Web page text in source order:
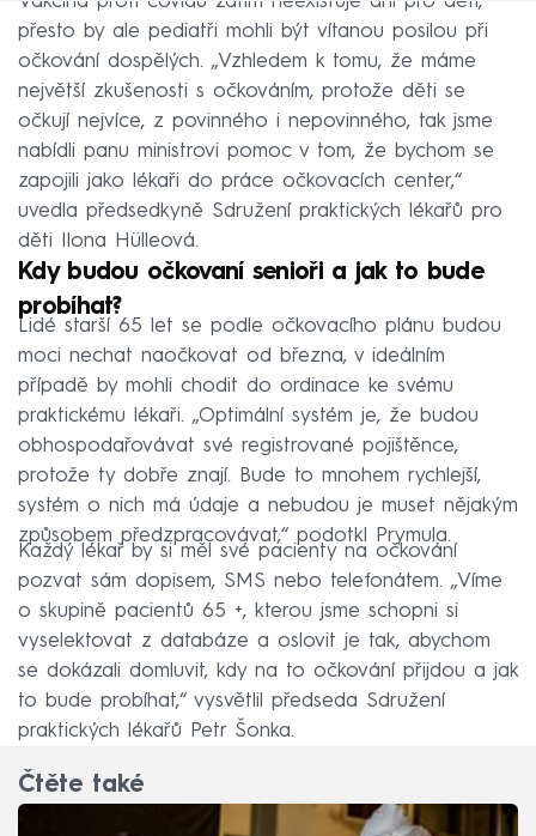
přesto by ale pediatři mohli být vítanou posilou při
očkování dospělých. „Vzhledem k tomu, že máme
největší zkušenosti s očkováním, protože děti se
očkují nejvíce, z povinného i nepovinného, tak jsme
nabídli panu ministrovi pomoc v tom, že bychom se
zapojili jako lékaři do práce očkovacích center,“
uvedla předsedkyně Sdružení praktických lékařů pro
děti Ilona Hülleová.
Kdy budou očkovaní senioři a jak to bude
probíhat?
Lidé starší 65 let se podle očkovacího plánu budou
moci nechat naočkovat od března, v ideálním
případě by mohli chodit do ordinace ke svému
praktickému lékaři. „Optimální systém je, že budou
obhospodařovávat své registrované pojištěnce,
protože ty dobře znají. Bude to mnohem rychlejší,
systém o nich má údaje a nebudou je muset nějakým
způsobem předzpracovávat,“ podotkl Prymula.
Každý lékař by si měl své pacienty na očkování
pozvat sám dopisem, SMS nebo telefonátem. „Víme
o skupině pacientů 65 +, kterou jsme schopni si
vyselektovat z databáze a oslovit je tak, abychom
se dokázali domluvit, kdy na to očkování přijdou a jak
to bude probíhat,“ vysvětlil předseda Sdružení
praktických lékařů Petr Šonka.
Čtěte také